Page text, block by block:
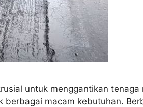
untuk menggantikan
macam kebutuhan.